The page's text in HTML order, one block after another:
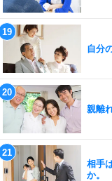
自分
親離
相手
か。